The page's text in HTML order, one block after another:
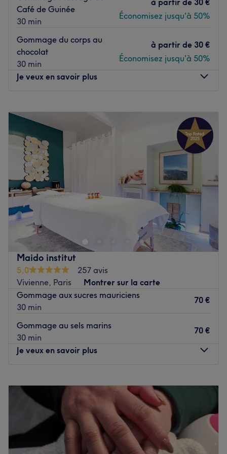
Café de Guinée
30 min
à partir de 30 €
Économisez jusqu'à 50%
Gommage du corps au
chocolat
30 min
à partir de 30 €
Économisez jusqu'à 50%
Je veux en savoir plus
Mardi
20:00
Mercredi
20:00
Jeudi
10:00 –20:00
Vendredi
10:00–20:00
Samedi
10:00–20:00
Dimanche
10:00–20:00
L'institut Aïsha Basri est situé dans le 9e arrondissement
de la ville de Paris. Idéalement placé sur la rue Rodier, il
se trouve à quelques pas des stations de métro
Poissonnière (ligne 7) et Anvers (ligne 2). Aïsha ouvre les
portes de chez elle dans une pièce dédiée à la relaxation
et la beauté. Elle procure avec expertise des épilations à
la cire classique et orientale, ainsi que des massages
californiens ou encore lomi-lomi. L’institut Aïsha Basri est
l’adresse de choix pour s’offrir un moment à soi !
Maido institut
5,0
257 avis
Vivienne, Paris
Montrer sur la carte
Gommage aux sucres mauriciens
30 min
70 €
Gommage au sels marins
30 min
70 €
Je veux en savoir plus
Mardi
10:00
Mercredi
10:00
10:00
Vendredi
10:00 20:00
10:00 –20:00
Dimanche
Fermé